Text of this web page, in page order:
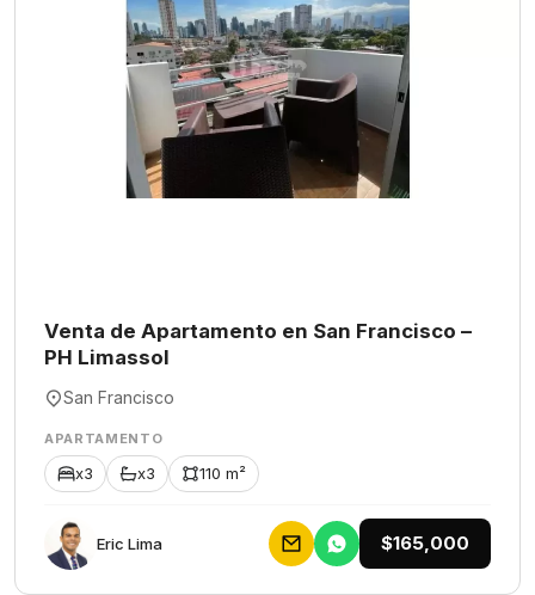
Venta de Apartamento en San Francisco –
PH Limassol
San Francisco
APARTAMENTO
x3 x3 110 m²
Eric Lima $165,000